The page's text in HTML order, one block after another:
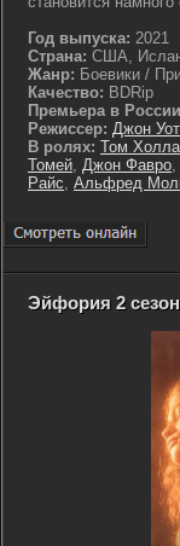
Год выпуска: 2021
Страна: США,
Жанр: Боевики /
Качество: BDRip
Премьера в
Режиссер: Джон
В ролях: Том
Томей, Джон Фавро,
Райс, Альфред
Эйфория 2